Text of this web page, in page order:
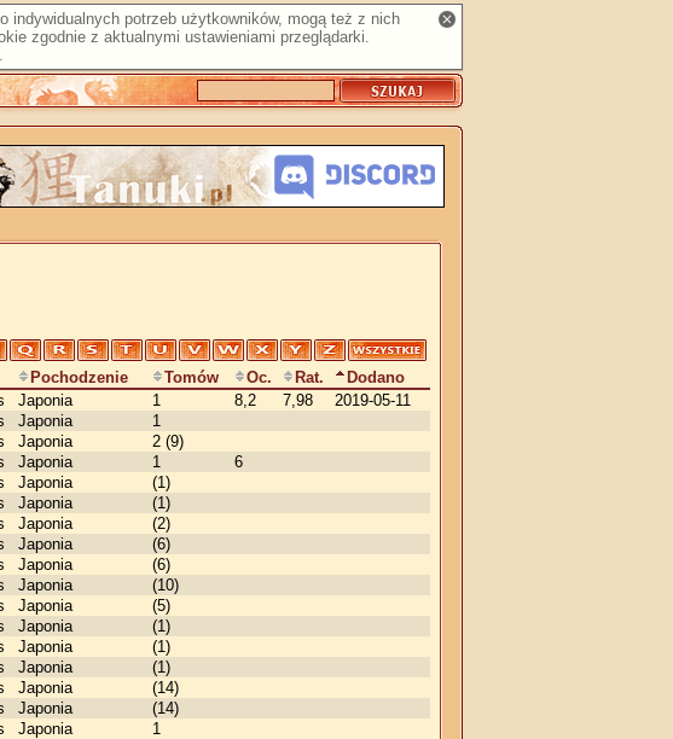
indywidualnych potrzeb użytkowników, mogą też z nich
zgodnie z aktualnymi ustawieniami przeglądarki.
.
Pochodzenie Tomów Oc. Rat.
Dodano
Japonia 1 8,2 7,98
2019-05-11
Japonia
1
Japonia
2 (9)
Japonia 1
6
Japonia
(1)
Japonia
(1)
Japonia
(2)
Japonia
(6)
Japonia
(6)
Japonia
(10)
Japonia
(5)
Japonia
(1)
Japonia
(1)
Japonia
(1)
Japonia
(14)
Japonia
(14)
Japonia
1